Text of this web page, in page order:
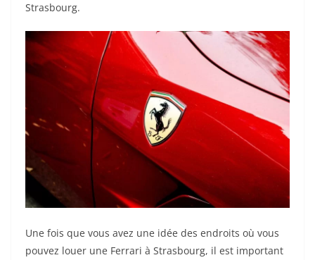
Strasbourg.
Une fois que vous avez une idée des endroits où vous
pouvez louer une Ferrari à Strasbourg, il est important